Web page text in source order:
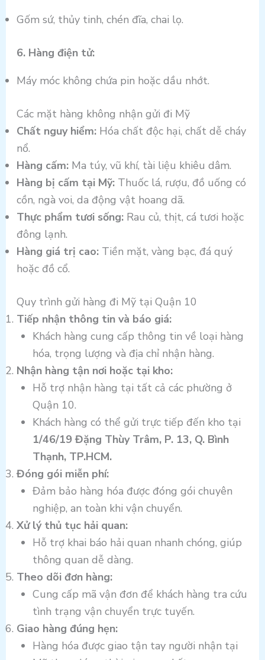
Gốm sứ, thủy tinh, chén đĩa, chai lọ.
6. Hàng điện tử:
Máy móc không chứa pin hoặc dầu nhớt.
Các mặt hàng không nhận gửi đi Mỹ
Chất nguy hiểm:Hóa chất độc hại, chất dễ cháy
nổ.
Hàng cấm:Ma túy, vũ khí, tài liệu khiêu dâm.
Hàng bị cấm tại Mỹ:Thuốc lá, rượu, đồ uống có
cồn, ngà voi, da động vật hoang dã.
Thực phẩm tươi sống:Rau củ, thịt, cá tươi hoặc
đông lạnh.
Hàng giá trị cao:Tiền mặt, vàng bạc, đá quý
hoặc đồ cổ.
Quy trình gửi hàng đi Mỹ tại Quận 10
Tiếp nhận thông tin và báo giá:
Khách hàng cung cấp thông tin về loại hàng
hóa, trọng lượng và địa chỉ nhận hàng.
Nhận hàng tận nơi hoặc tại kho:
Hỗ trợ nhận hàng tại tất cả các phường ở
Quận 10.
Khách hàng có thể gửi trực tiếp đến kho tại
1/46/19 Đặng Thùy Trâm, P. 13, Q. Bình
Thạnh, TP.HCM.
Đóng gói miễn phí:
Đảm bảo hàng hóa được đóng gói chuyên
nghiệp, an toàn khi vận chuyển.
Xử lý thủ tục hải quan:
Hỗ trợ khai báo hải quan nhanh chóng, giúp
thông quan dễ dàng.
Theo dõi đơn hàng:
Cung cấp mã vận đơn để khách hàng tra cứu
tình trạng vận chuyển trực tuyến.
Giao hàng đúng hẹn:
Hàng hóa được giao tận tay người nhận tại